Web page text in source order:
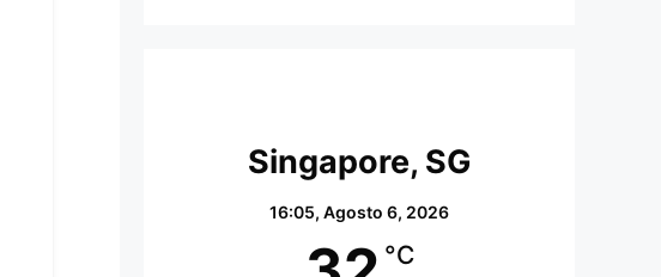
Singapore, SG
16:05, Agosto 6, 2026
°C